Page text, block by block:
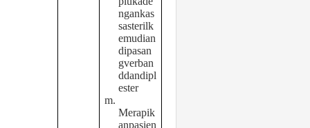
ngankas
sasterilk
emudian
dipasan
gverban
ddandipl
ester
m.
Merapik
anpasien